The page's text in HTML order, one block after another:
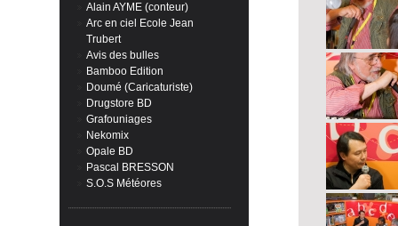
Alain AYME (conteur)
Arc en ciel Ecole Jean
Trubert
Avis des bulles
Bamboo Edition
Doumé (Caricaturiste)
Drugstore BD
Grafouniages
Nekomix
Opale BD
Pascal BRESSON
S.O.S Météores